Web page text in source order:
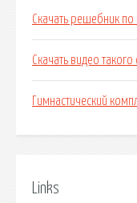
Скачать решебник
Скачать видео
Гимнастический
Links